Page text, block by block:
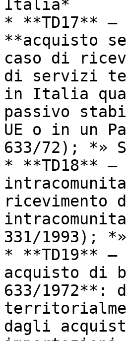
Italia*
* **TD17**
**acquisto
caso di
di servizi
in Italia
passivo
UE o in un
633/72); *»
* **TD18**
ricevimento
331/1993);
* **TD19**
acquisto di
633/
dagli